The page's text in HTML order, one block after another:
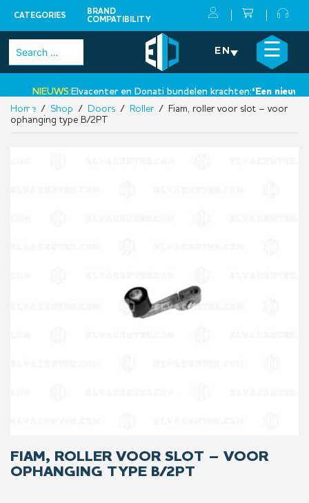
CATEGORIES
BRAND
COMPATIBILITY
Skip
Search
for:
EN ☰
NIEUWS:Elvacenter en Donati bundelen krachten:‘Een nieuwe
•
×
Home / Shop / Doors / Roller/ Fiam, roller voor slot – voor
ophanging type B/2PT
FIAM, ROLLER VOOR SLOT – VOOR
OPHANGING TYPE B/2PT